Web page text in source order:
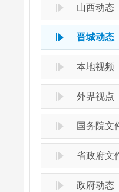
山西动态
晋城动态
本地视频
外界视点
国务院文
省政府文
政府动态